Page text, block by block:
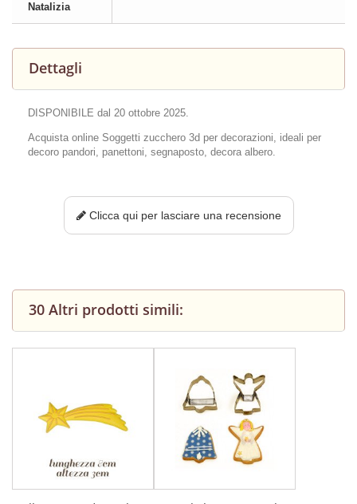
Natalizia
Dettagli
DISPONIBILE dal 20 ottobre 2025.
Acquista online Soggetti zucchero 3d per decorazioni, ideali per
decoro pandori, panettoni, segnaposto, decora albero.
Clicca qui per lasciare una recensione
30 Altri prodotti simili: